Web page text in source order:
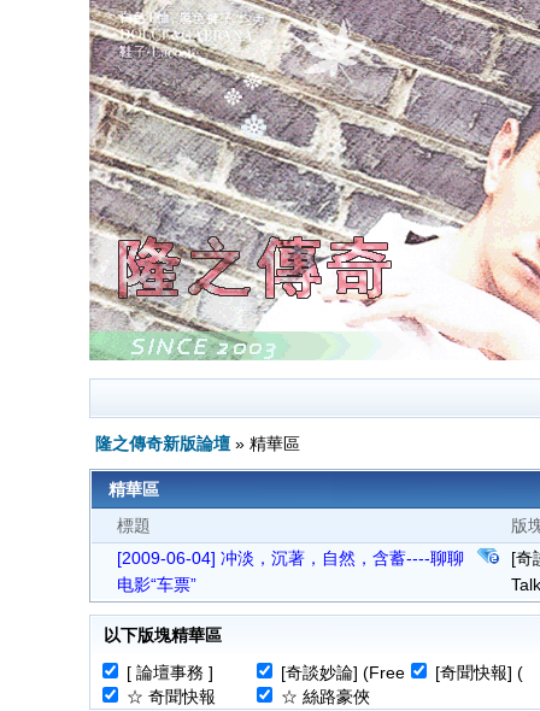
隆之傳奇新版論壇» 精華區
精華區
標題
版
[2009-06-04] 冲淡，沉著，自然，含蓄----聊聊
电影“车票”
[奇
以下版塊精華區
[ 論壇事務 ]
[奇談妙論] (Free
Talk)
[奇聞快報] (
☆ 奇聞快報
☆ 絲路豪俠